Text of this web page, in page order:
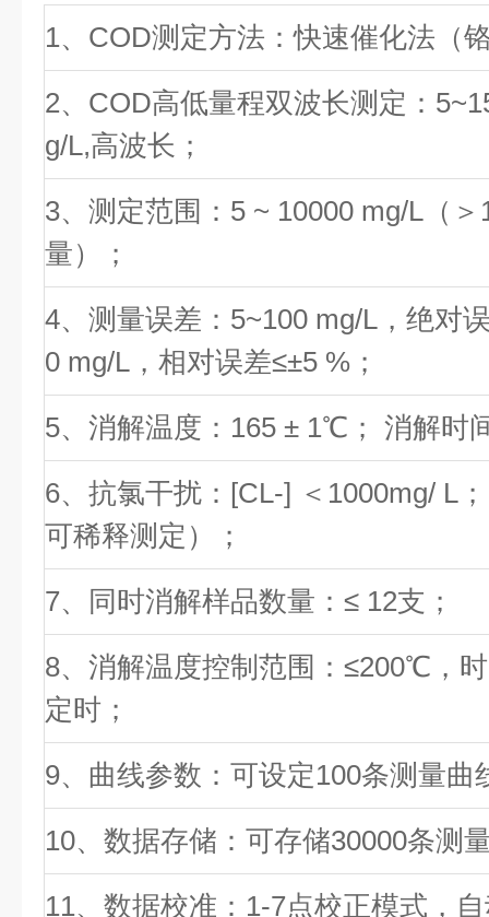
1、COD测定方法：快速催化法（
2、COD高低量程双波长测定：
g/L,高波长；
3、测定范围：5 ~ 10000 mg/L（
量）；
4、测量误差：5~100 mg/L，绝对
0 mg/L，相对误差≤±5 %；
5、消解温度：165 ± 1℃； 消解时
6、抗氯干扰：[CL-] ＜1000mg/ L
可稀释测定）；
7、同时消解样品数量：≤ 12支；
8、消解温度控制范围：≤200℃，
定时；
9、曲线参数：可设定100条测量曲
10、数据存储：可存储30000条测
11、数据校准：1-7点校正模式，